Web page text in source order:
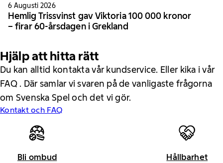
6 Augusti 2026
Hemlig Trissvinst gav Viktoria 100 000 kronor
– firar 60-årsdagen i Grekland
Hjälp att hitta rätt
Du kan alltid kontakta vår kundservice. Eller kika i vår
FAQ . Där samlar vi svaren på de vanligaste frågorna
om Svenska Spel och det vi gör.
Kontakt och FAQ
Bli ombud Hållbarhet